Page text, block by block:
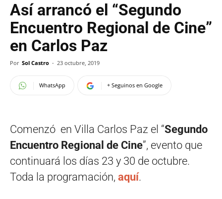
Así arrancó el “Segundo
Encuentro Regional de Cine”
en Carlos Paz
Por Sol Castro - 23 octubre, 2019
WhatsApp + Seguinos en Google
Comenzó en Villa Carlos Paz el “Segundo
Encuentro Regional de Cine”, evento que
continuará los días 23 y 30 de octubre.
Toda la programación, aquí.